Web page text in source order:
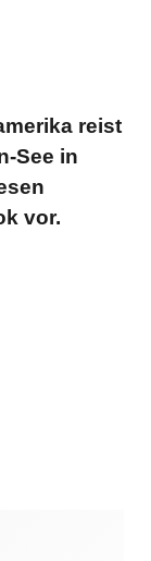
reist
See in
vor.